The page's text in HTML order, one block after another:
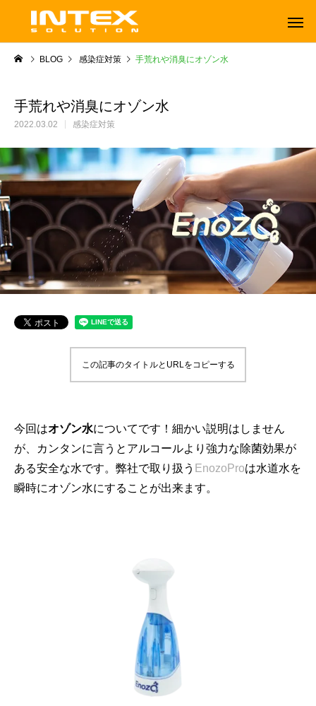
ORBOT TENNANT
BLOG 感染症対策 手荒れや消臭にオゾン水
手荒れや消臭にオゾン水
2022.03.02 感染症対策
この記事のタイトルとURLをコピーする
今回はオゾン水についてです！細かい説明はしません
が、
カンタンに言うとアルコールより強力な除菌効果が
ある安全な水です。弊社で取り扱う EnozoProは水道水を
瞬時にオゾン水にすることが出来ます。